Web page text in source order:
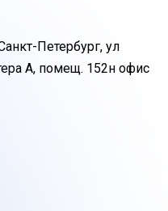
Петербург, ул
А, помещ. 152н офис